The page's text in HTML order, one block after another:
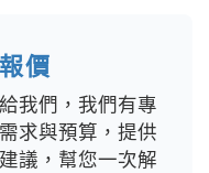
價
我們，我們有專
求與預算，提供
議，幫您一次解